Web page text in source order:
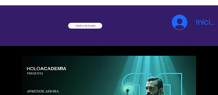
Centro de Ayuda